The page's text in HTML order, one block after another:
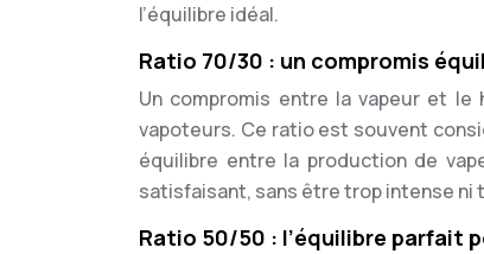
l’équilibre idéal.
Ratio 70/30 : un compromis
Un compromis entre la vapeur et
vapoteurs. Ce ratio est souvent
équilibre entre la production de
satisfaisant, sans être trop intense ni
Ratio 50/50 : l’équilibre parfait